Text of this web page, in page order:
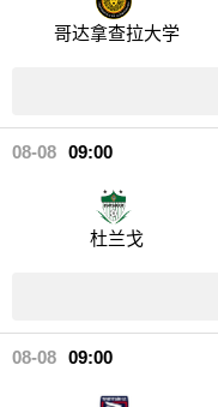
哥达拿查拉大学
09:00
08-08
杜兰戈
09:00
08-08